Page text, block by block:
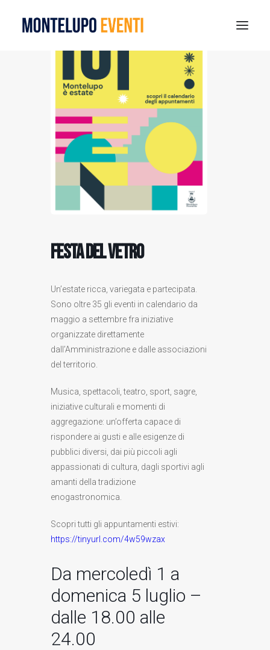
MONTELUPO SPORT DAYS 2026
ESTATE A MONTELUPO
VISIT MONTELUPO
DOVE MANGIARE
MUSEO DELLA CERAMICA
Festa del vetro
Un’estate ricca, variegata e partecipata.
Sono oltre 35 gli eventi in calendario da
maggio a settembre fra iniziative
organizzate direttamente
dall’Amministrazione e dalle associazioni
del territorio.
Musica, spettacoli, teatro, sport, sagre,
iniziative culturali e momenti di
aggregazione: un’offerta capace di
rispondere ai gusti e alle esigenze di
pubblici diversi, dai più piccoli agli
appassionati di cultura, dagli sportivi agli
amanti della tradizione
enogastronomica.
Scopri tutti gli appuntamenti estivi:
https://tinyurl.com/4w59wzax
Da mercoledì 1 a
domenica 5 luglio –
dalle 18.00 alle
24.00